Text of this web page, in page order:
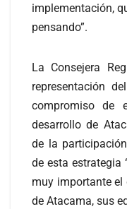
implementación,
pensando”.
La Consejera
representación
compromiso de
desarrollo de
de la
de esta estrategia
muy importante el
de Atacama, sus